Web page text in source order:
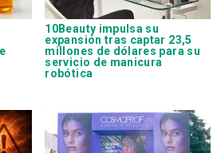
10Beauty impulsa su
expansión tras captar 23,5
millones de dólares para su
servicio de manicura
robótica